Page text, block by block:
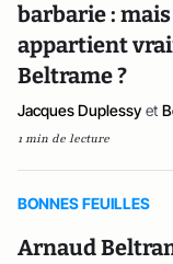
barbarie :
appartient
Beltrame ?
Jacques Duplessy et
1 min de lecture
BONNES FEUILLES
Arnaud